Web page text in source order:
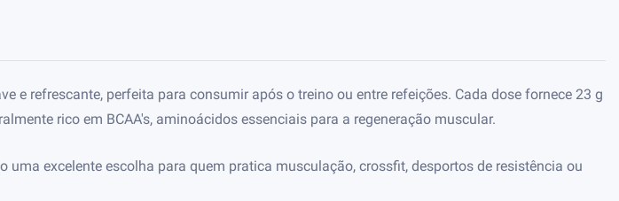
e refrescante, perfeita para consumir após o treino ou entre refeições. Cada dose fornece 23 g
rico em BCAA's, aminoácidos essenciais para a regeneração muscular.
excelente escolha para quem pratica musculação, crossfit, desportos de resistência ou